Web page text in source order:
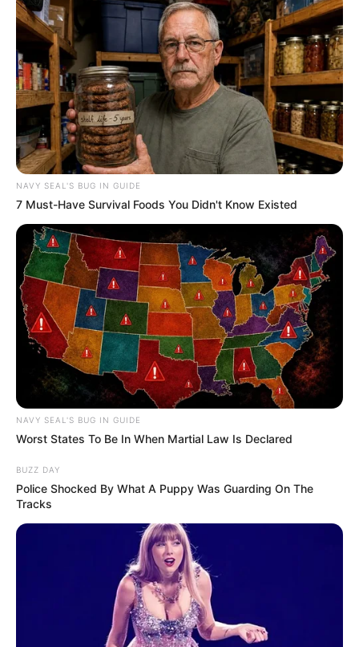
NAVY SEAL'S BUG IN GUIDE
7 Must-Have Survival Foods You Didn't Know Existed
NAVY SEAL'S BUG IN GUIDE
Worst States To Be In When Martial Law Is Declared
BUZZ DAY
Police Shocked By What A Puppy Was Guarding On The
Tracks